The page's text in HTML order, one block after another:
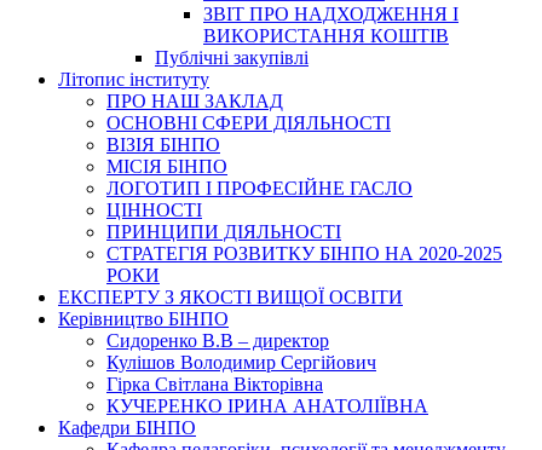
ЗВІТ ПРО НАДХОДЖЕННЯ І
ВИКОРИСТАННЯ КОШТІВ
Публічні закупівлі
Літопис інституту
ПРО НАШ ЗАКЛАД
ОСНОВНІ СФЕРИ ДІЯЛЬНОСТІ
ВІЗІЯ БІНПО
МІСІЯ БІНПО
ЛОГОТИП І ПРОФЕСІЙНЕ ГАСЛО
ЦІННОСТІ
ПРИНЦИПИ ДІЯЛЬНОСТІ
СТРАТЕГІЯ РОЗВИТКУ БІНПО НА 2020-2025
РОКИ
ЕКСПЕРТУ З ЯКОСТІ ВИЩОЇ ОСВІТИ
Керівництво БІНПО
Сидоренко В.В – директор
Кулішов Володимир Сергійович
Гірка Світлана Вікторівна
КУЧЕРЕНКО ІРИНА АНАТОЛІЇВНА
Кафедри БІНПО